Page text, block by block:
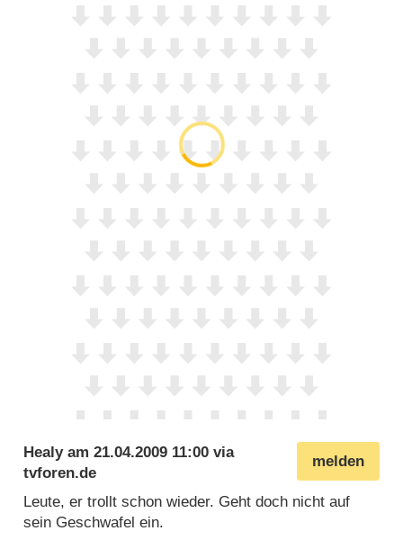
melden
Healyam21.04.2009 11:00 via
tvforen.de
Leute, er trollt schon wieder. Geht doch nicht auf
sein Geschwafel ein.